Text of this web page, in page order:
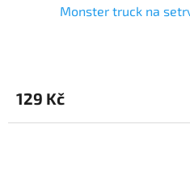
Monster truck na
129 Kč